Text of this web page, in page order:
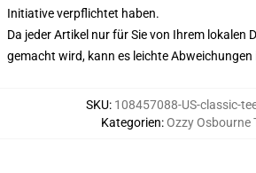
Initiative verpflichtet haben.
Da jeder Artikel nur für Sie von Ihrem lokalen
gemacht wird, kann es leichte
SKU: 108457088-US-classic-
Kategorien:Ozzy Osbourne